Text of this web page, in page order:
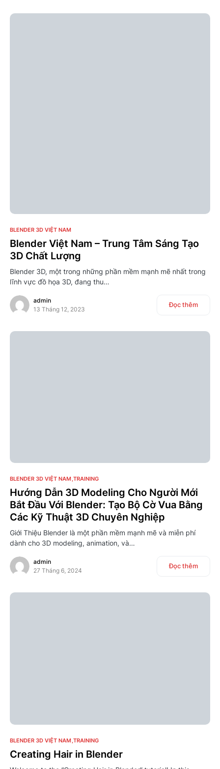
BLENDER 3D VIỆT NAM
Blender Việt Nam – Trung Tâm Sáng Tạo
3D Chất Lượng
Blender 3D, một trong những phần mềm mạnh mẽ nhất trong
lĩnh vực đồ họa 3D, đang thu…
admin
13 Tháng 12, 2023
Đọc thêm
BLENDER 3D VIỆT NAM TRAINING
Hướng Dẫn 3D Modeling Cho Người Mới
Bắt Đầu Với Blender: Tạo Bộ Cờ Vua Bằng
Các Kỹ Thuật 3D Chuyên Nghiệp
Giới Thiệu Blender là một phần mềm mạnh mẽ và miễn phí
dành cho 3D modeling, animation, và…
admin
27 Tháng 6, 2024
Đọc thêm
BLENDER 3D VIỆT NAM TRAINING
Creating Hair in Blender